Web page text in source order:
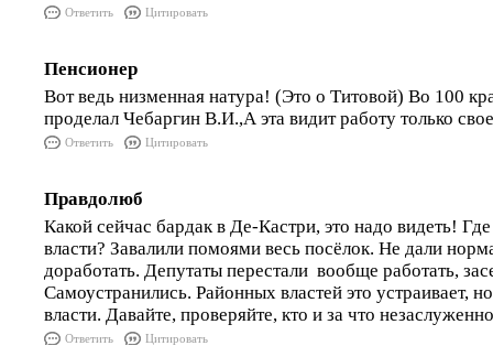
Ответить Цитировать
Пенсионер
Вот ведь низменная натура! (Это о Титовой) Во 100
проделал Чебаргин В.И.,А эта видит работу только
Ответить Цитировать
Правдолюб
Какой сейчас бардак в Де-Кастри, это надо видеть!
власти? Завалили помоями весь посёлок. Не дали
доработать. Депутаты перестали вообще работать,
Самоустранились. Районных властей это устраивает,
власти. Давайте, проверяйте, кто и за что
Ответить Цитировать